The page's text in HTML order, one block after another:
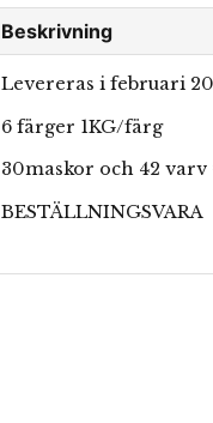
Beskrivning
Levereras i februari
6 färger 1KG/färg
30maskor och 42 varv
BESTÄLLNINGSVARA